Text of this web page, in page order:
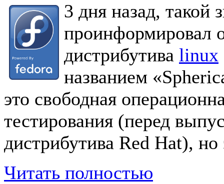
3 дня назад, такой
проинформировал
дистрибутива linux
названием
это свободная
тестирования (перед
дистрибутива Red Hat), но
Читать полностью